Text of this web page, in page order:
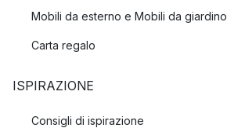
Mobili da esterno e Mobili da giardino
Carta regalo
ISPIRAZIONE
Consigli di ispirazione